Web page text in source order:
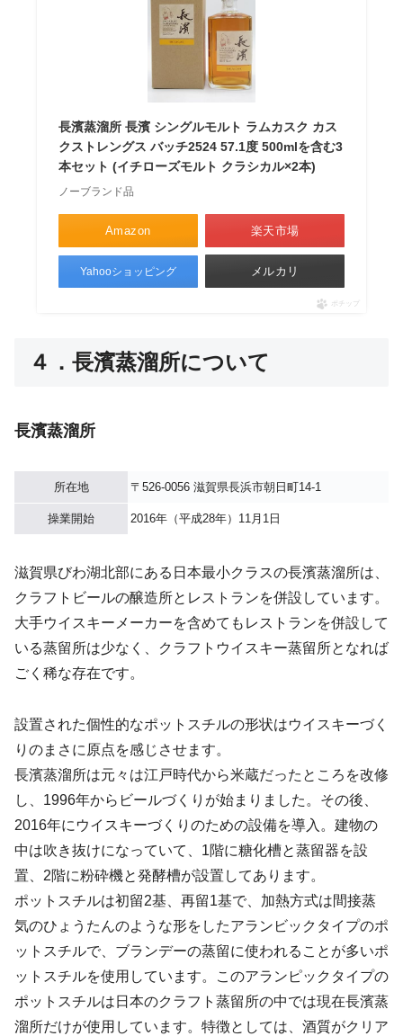
長濱蒸溜所 長濱 シングルモルト ラムカスク カス
クストレングス バッチ2524 57.1度 500mlを含む3
本セット (イチローズモルト クラシカル×2本)
ノーブランド品
Amazon 楽天市場
Yahooショッピング メルカリ
ポチップ
４．長濱蒸溜所について
長濱蒸溜所
所在地 〒526-0056 滋賀県長浜市朝日町14-1
操業開始 2016年（平成28年）11月1日
滋賀県びわ湖北部にある日本最小クラスの長濱蒸溜所は、
クラフトビールの醸造所とレストランを併設しています。
大手ウイスキーメーカーを含めてもレストランを併設して
いる蒸留所は少なく、クラフトウイスキー蒸留所となれば
ごく稀な存在です。
設置された個性的なポットスチルの形状はウイスキーづく
りのまさに原点を感じさせます。
長濱蒸溜所は元々は江戸時代から米蔵だったところを改修
し、1996年からビールづくりが始まりました。その後、
2016年にウイスキーづくりのための設備を導入。建物の
中は吹き抜けになっていて、1階に糖化槽と蒸留器を設
置、2階に粉砕機と発酵槽が設置してあります。
ポットスチルは初留2基、再留1基で、加熱方式は間接蒸
気のひょうたんのような形をしたアランビックタイプのポ
ットスチルで、ブランデーの蒸留に使われることが多いポ
ットスチルを使用しています。このアランピックタイプの
ポットスチルは日本のクラフト蒸留所の中では現在長濱蒸
溜所だけが使用しています。特徴としては、酒質がクリア